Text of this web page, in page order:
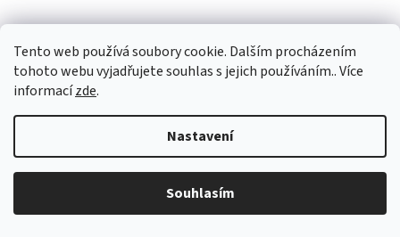
Tento web používá soubory cookie. Dalším procházením
tohoto webu vyjadřujete souhlas s jejich používáním.. Více
informacízde.
Nastavení
Souhlasím
99 Kč